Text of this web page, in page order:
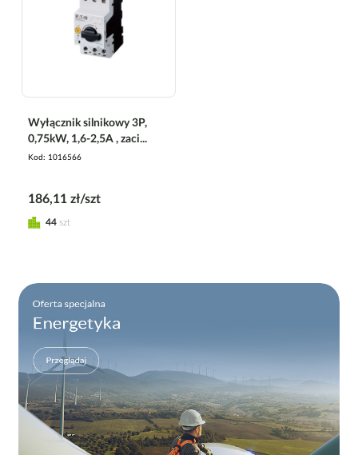
Wyłącznik silnikowy 3P,
0,75kW, 1,6-2,5A , zaci...
Kod 1016566
186,11 zł/szt
44 szt